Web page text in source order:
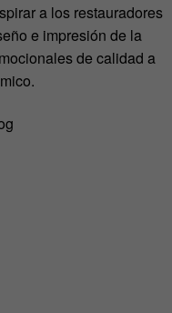
a los restauradores
e impresión de la
de calidad a